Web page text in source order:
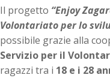
Il progetto “Enjoy
Volontariato per lo
possibile grazie alla
Servizio per il
ragazzi tra i 18 e i 28